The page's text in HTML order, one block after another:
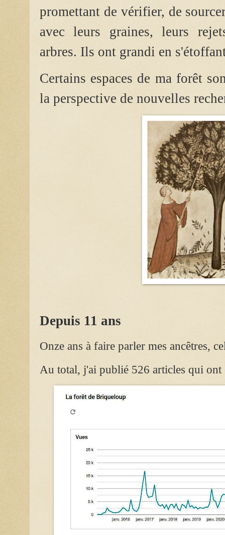
promettant de vérifier, de
avec leurs graines, leurs
arbres. Ils ont grandi en
Certains espaces de ma forêt
la perspective de nouvelles
Depuis 11 ans
Onze ans à faire parler mes ancêtres,
Au total, j'ai publié 526 articles qui ont